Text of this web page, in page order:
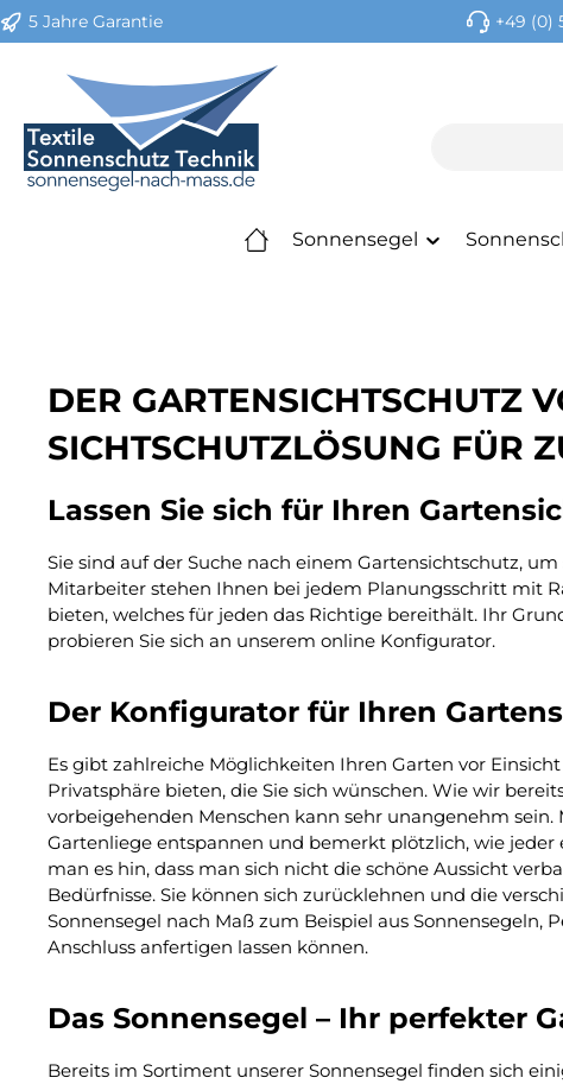
Hauptinhalt springen
Zur Suche springen
Zur Hauptnavigation springen
5 Jahre Garantie +49 (0)
Sonnensegel
DER GARTENSICHTSCHUTZ
SICHTSCHUTZLÖSUNG FÜR
Lassen Sie sich für Ihren
Sie sind auf der Suche nach einem Gartensichtschutz,
Mitarbeiter stehen Ihnen bei jedem Planungsschritt mit
bieten, welches für jeden das Richtige bereithält. Ihr
probieren Sie sich an unserem online Konfigurator.
Der Konfigurator für Ihren
Es gibt zahlreiche Möglichkeiten Ihren Garten vor
Privatsphäre bieten, die Sie sich wünschen. Wie wir
vorbeigehenden Menschen kann sehr unangenehm
Gartenliege entspannen und bemerkt plötzlich, wie
man es hin, dass man sich nicht die schöne Aussicht
Bedürfnisse. Sie können sich zurücklehnen und die
Sonnensegel nach Maß zum Beispiel aus Sonnensegeln,
Anschluss anfertigen lassen können.
Das Sonnensegel – Ihr perfekter
Bereits im Sortiment unserer Sonnensegel finden sich